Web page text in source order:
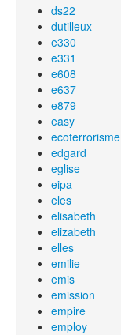
ds22
dutilleux
e330
e331
e608
e637
e879
easy
ecoterrorisme
edgard
eglise
eipa
eles
elisabeth
elizabeth
elles
emilie
emis
emission
empire
employ